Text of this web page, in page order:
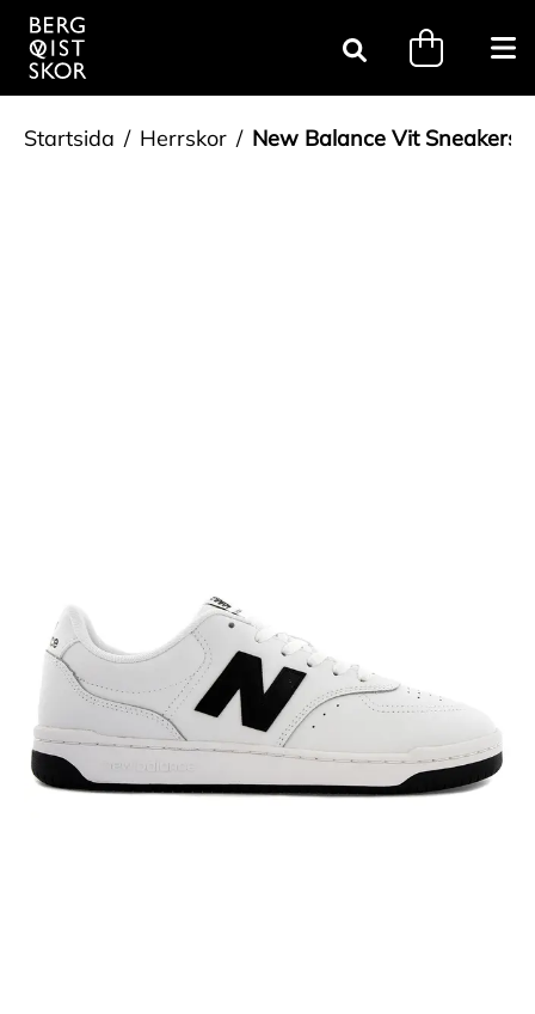
Sök
Startsida Herrskor New Balance Vit Sneakers